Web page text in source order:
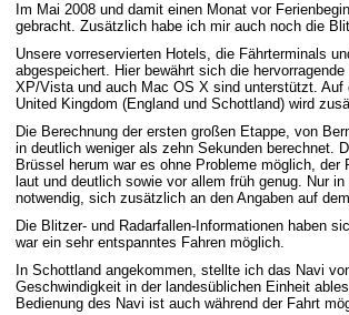
Im Mai 2008 und damit einen Monat vor
gebracht. Zusätzlich habe ich mir auch noch die
Unsere vorreservierten Hotels, die Fährterminals
abgespeichert. Hier bewährt sich die
XP/Vista und auch Mac OS X sind unterstützt.
United Kingdom (England und Schottland) wird
Die Berechnung der ersten großen Etappe, von
in deutlich weniger als zehn Sekunden berechnet.
Brüssel herum war es ohne Probleme möglich,
laut und deutlich sowie vor allem früh genug. Nur
notwendig, sich zusätzlich an den Angaben auf
Die Blitzer- und Radarfallen-Informationen haben
war ein sehr entspanntes Fahren möglich.
In Schottland angekommen, stellte ich das Navi
Geschwindigkeit in der landesüblichen Einheit
Bedienung des Navi ist auch während der Fahrt